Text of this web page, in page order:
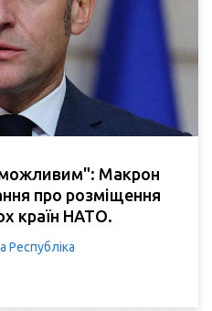
Макрон
про розміщення
країн НАТО.
Республіка